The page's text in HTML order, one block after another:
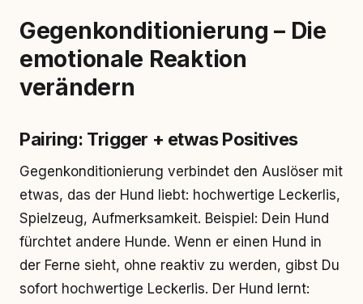
Gegenkonditionierung – Die
emotionale Reaktion
verändern
Pairing: Trigger + etwas Positives
Gegenkonditionierung verbindet den Auslöser mit
etwas, das der Hund liebt: hochwertige Leckerlis,
Spielzeug, Aufmerksamkeit. Beispiel: Dein Hund
fürchtet andere Hunde. Wenn er einen Hund in
der Ferne sieht, ohne reaktiv zu werden, gibst Du
sofort hochwertige Leckerlis. Der Hund lernt: